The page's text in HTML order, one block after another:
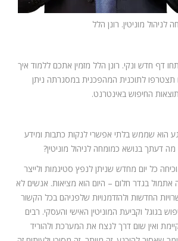
לניהול מוניטין. רונן הלל
דף חדש ונקי. רונן הלל מזמין אתכם ללמוד איך
לתוכנית המהפכנית במסגרתה ניתן
החיפוש באינטרנט.
הוא שממש בלתי אפשרי לנקות כתבות ומידע
מה דעתך בנושא כמומחה לניהול מוניטין?
כל יום מחדש שניתן לנפץ סטיגמות ולייצר
בגדר חלום – היום הוא מציאות. אנשים לא
החדשות ולהזדמנויות שלפניהם בכל הקשור
בגוגל וקביעת המוניטין האישי והעסקי. רבים
ואין שום דרך לנצח את המערכת ולהוריד